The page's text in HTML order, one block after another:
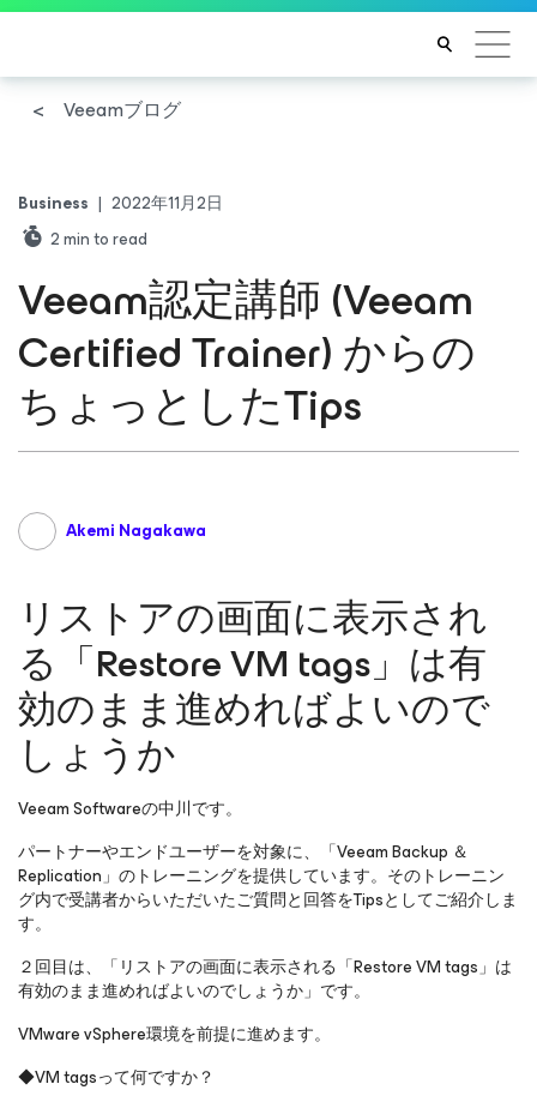
Veeamブログ
Business | 2022年11月2日
2min to read
Veeam認定講師 (Veeam
Certified Trainer) からの
ちょっとしたTips
Akemi Nagakawa
リストアの画面に表示され
る「Restore VM tags」は有
効のまま進めればよいので
しょうか
Veeam Softwareの中川です。
パートナーやエンドユーザーを対象に、「Veeam Backup ＆
Replication」のトレーニングを提供しています。そのトレーニン
グ内で受講者からいただいたご質問と回答をTipsとしてご紹介しま
す。
２回目は、「リストアの画面に表示される「Restore VM tags」は
有効のまま進めればよいのでしょうか」です。
VMware vSphere環境を前提に進めます。
◆VM tagsって何ですか？